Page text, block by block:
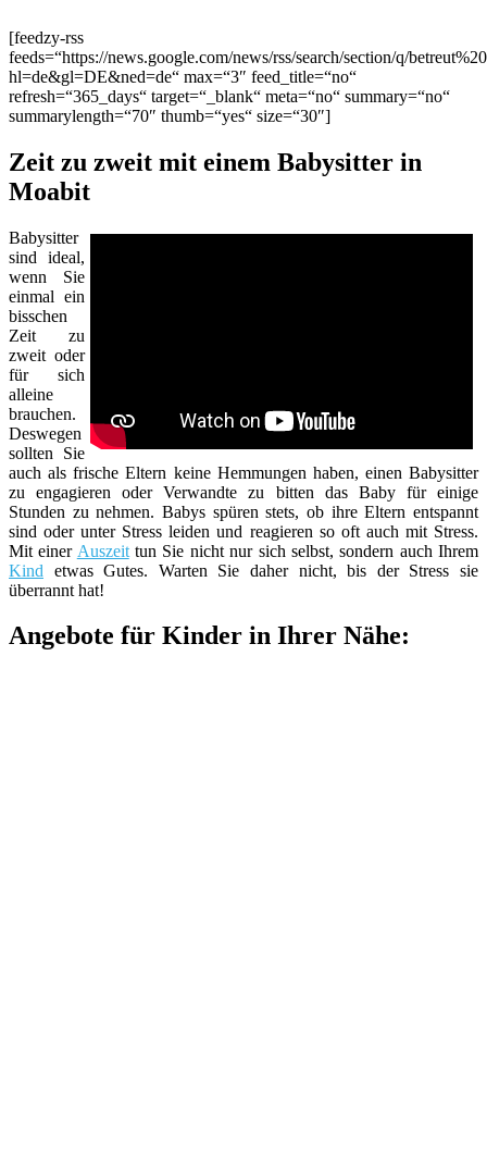
[feedzy-rss
feeds=“https://news.google.com/news/rss/search/section/q/
hl=de&gl=DE&ned=de“ max=“3″ feed_title=“no“
refresh=“365_days“ target=“_blank“ meta=“no“ summary=“no“
summarylength=“70″ thumb=“yes“ size=“30″]
Zeit zu zweit mit einem Babysitter in
Moabit
Babysitter
sind ideal,
wenn Sie
einmal ein
bisschen
Zeit zu
zweit oder
für sich
alleine
brauchen.
Deswegen
sollten Sie
auch als frische Eltern keine Hemmungen haben, einen Babysitter
zu engagieren oder Verwandte zu bitten das Baby für einige
Stunden zu nehmen. Babys spüren stets, ob ihre Eltern entspannt
sind oder unter Stress leiden und reagieren so oft auch mit Stress.
Mit einer Auszeittun Sie nicht nur sich selbst, sondern auch Ihrem
Kind etwas Gutes. Warten Sie daher nicht, bis der Stress sie
überrannt hat!
Angebote für Kinder in Ihrer Nähe: